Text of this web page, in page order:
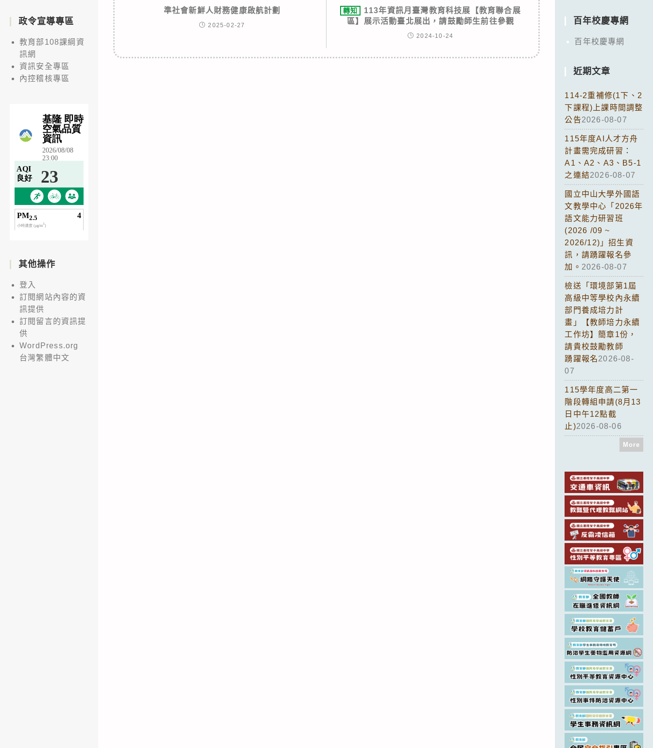
準社會新鮮人財務健康啟航計劃
2025-02-27
轉知
113年資訊月臺灣教育科技展【教育聯合展
區】展示活動臺北展出，請鼓勵師生前往參觀
2024-10-24
政令宣導專區
教育部108課綱資
訊網
資訊安全專區
內控稽核專區
其他操作
登入
訂閱網站內容的資
訊提供
訂閱留言的資訊提
供
WordPress.org
台灣繁體中文
百年校慶專網
百年校慶專網
近期文章
114-2重補修(1下、2
下課程)上課時間調整
公告2026-08-07
115年度AI人才方舟
計畫需完成研習：
A1、A2、A3、B5-1
之連結2026-08-07
國立中山大學外國語
文教學中心「2026年
語文能力研習班
(2026 /09 ~
2026/12)」招生資
訊，請踴躍報名參
加。 2026-08-07
檢送「環境部第1屆
高級中等學校內永續
部門養成培力計
畫」【教師培力永續
工作坊】簡章1份，
請貴校鼓勵教師
踴躍報名2026-08-
07
115學年度高二第一
階段轉組申請(8月13
日中午12點截
止)2026-08-06
More